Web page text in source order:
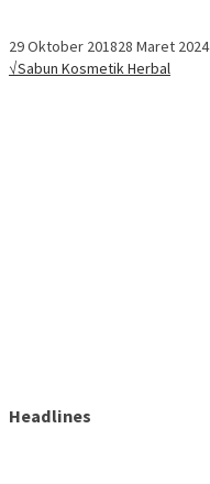
29 Oktober 201828 Maret 2024
√Sabun Kosmetik Herbal
Headlines